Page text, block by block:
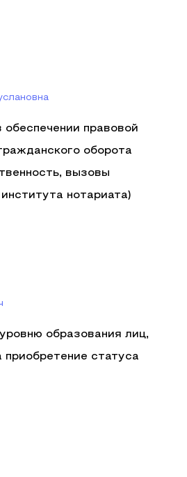
обеспечении правовой
оборота
вызовы
нотариата)
образования лиц,
статуса